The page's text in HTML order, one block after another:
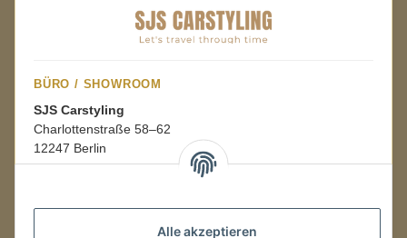
Alle akzeptieren
BÜRO / SHOWROOM
SJS Carstyling
Charlottenstraße 58–62
12247 Berlin
08:00–16:00 Uhr